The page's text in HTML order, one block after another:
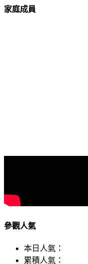
家庭成員
參觀人氣
本日人氣：
累積人氣：